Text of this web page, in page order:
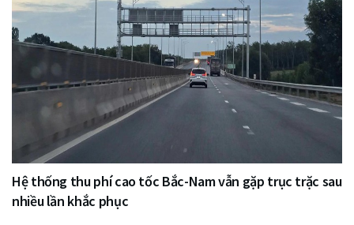
Hệ thống thu phí cao tốc Bắc-Nam vẫn gặp trục trặc sau
nhiều lần khắc phục